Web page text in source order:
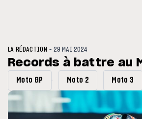
opéré avec succès de la
droite à Madrid
MOTO GP
LA RÉDACTION -29 MAI 2024
Records à battre au
Moto GP Moto 2 Moto 3